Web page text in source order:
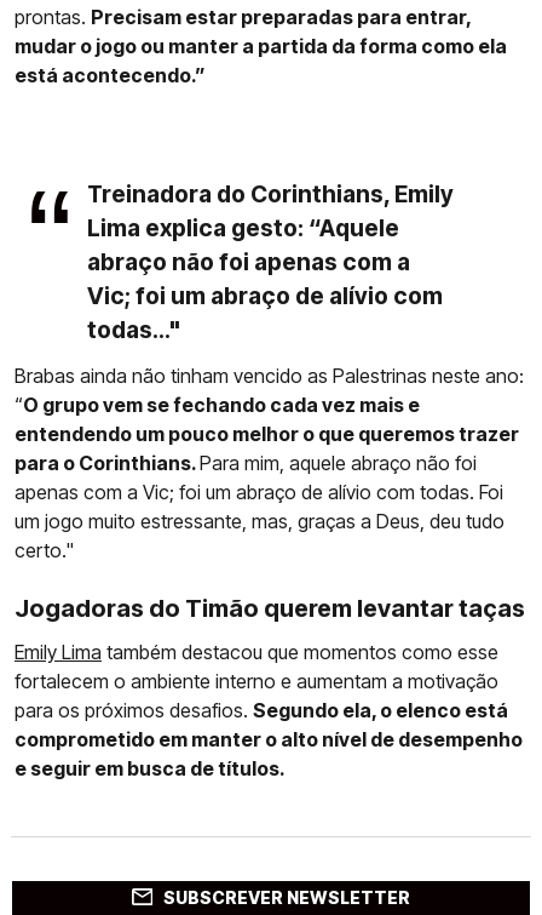
prontas. Precisam estar preparadas para entrar,
mudar o jogo ou manter a partida da forma como ela
está acontecendo.”
Treinadora do Corinthians, Emily
Lima explica gesto: “Aquele
abraço não foi apenas com a
Vic; foi um abraço de alívio com
todas..."
Brabas ainda não tinham vencido as Palestrinas neste ano:
“O grupo vem se fechando cada vez mais e
entendendo um pouco melhor o que queremos trazer
para o Corinthians.Para mim, aquele abraço não foi
apenas com a Vic; foi um abraço de alívio com todas. Foi
um jogo muito estressante, mas, graças a Deus, deu tudo
certo."
Jogadoras do Timão querem levantar taças
Emily Lima também destacou que momentos como esse
fortalecem o ambiente interno e aumentam a motivação
para os próximos desafios. Segundo ela, o elenco está
comprometido em manter o alto nível de desempenho
e seguir em busca de títulos.
SUBSCREVER NEWSLETTER